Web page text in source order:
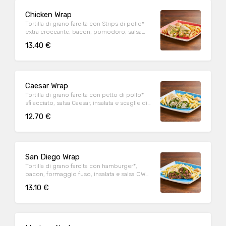
Chicken Wrap
Tortilla di grano farcita con Strips di pollo*
extra croccante, bacon, pomodoro, salsa
patate* Fries e salsa OWW
13.40 €
Caesar Wrap
Tortilla di grano farcita con petto di pollo*
sfilacciato, salsa Caesar, insalata e scaglie di
patate* Fries e salsa OWW
12.70 €
San Diego Wrap
Tortilla di grano farcita con hamburger*,
bacon, formaggio fuso, insalata e salsa OWW,
13.10 €